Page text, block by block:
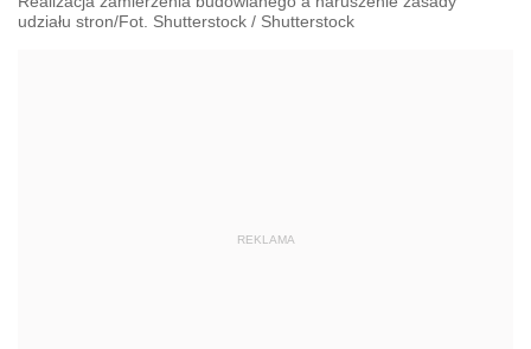
udziału stron/Fot. Shutterstock / Shutterstock